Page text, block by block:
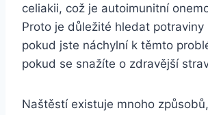
celiakii, což je autoimunitní
Proto je důležité hledat potraviny
pokud jste náchylní k těmto
pokud se snažíte o zdravější
Naštěstí existuje mnoho způsobů,